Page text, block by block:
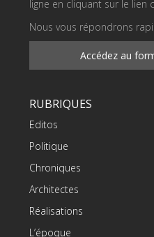
ligne en cliquant sur le lien
Nous vous répondrons
Accédez au
RUBRIQUES
Editos
Politique
Chroniques
Architectes
Réalisations
L’époque